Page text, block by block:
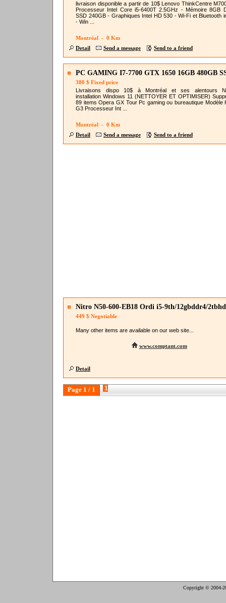
livraison disponible a partir de 10$ Lenovo ThinkCentre
Processeur Intel Core i5-6400T 2.5GHz - Mémoire 8GB
SSD 240GB - Graphiques Intel HD 530 - Wi-Fi et Bluetooth
- Win ...
Montréal - 0 Km
Detail
Send a message Send to a friend
PC GAMING I7-7700 GTX 1650 16GB 480GB
380 $ Fixed price
Livraisons dispo 10$ à Montréal et ses alentours
installation Windows 11 (NETTOYER ET OPTIMISER)
89 items Opera GX Tour Pc gaming ou bureautique Modèle
G3 Processeur Int ...
Montréal - 0 Km
Detail
Send a message Send to a friend
Nitro N50-600-EB18 Ordi i5-9th/12gbddr4/
256ssd/1050t
449 $ Negotiable
Many other items are available on our web site...
www.comptant.com
Detail
Page 1 / 1 1
Copyright © 2004-